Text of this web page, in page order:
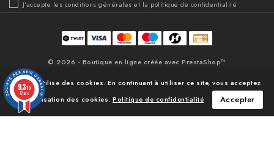
J'accepte les conditions générales et la politique de confidentialité
Ce site utilise des cookies. En continuant à utiliser ce site, vous acceptez
notre utilisation des cookies. Politique de confidentialité Accepter
© 2026 - Boutique en ligne créée avec PrestaShop™
9.3/10
12 avis